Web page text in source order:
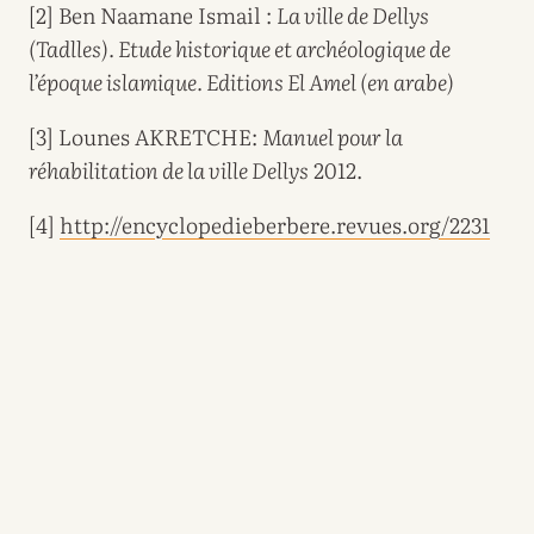
[2] Ben Naamane Ismail : La ville de Dellys
(Tadlles). Etude historique et archéologique de
l’époque islamique. Editions El Amel (en arabe)
[3] Lounes AKRETCHE: Manuel pour la
réhabilitation de la ville Dellys2012.
[4] http://encyclopedieberbere.revues.org/2231